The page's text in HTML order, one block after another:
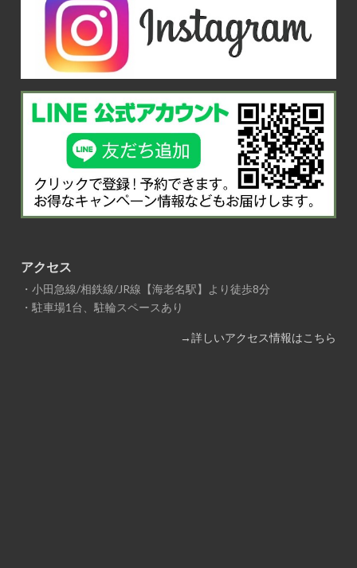
アクセス
・小田急線/相鉄線/JR線【海老名駅】より徒歩8分
・駐車場1台、駐輪スペースあり
→詳しいアクセス情報はこちら